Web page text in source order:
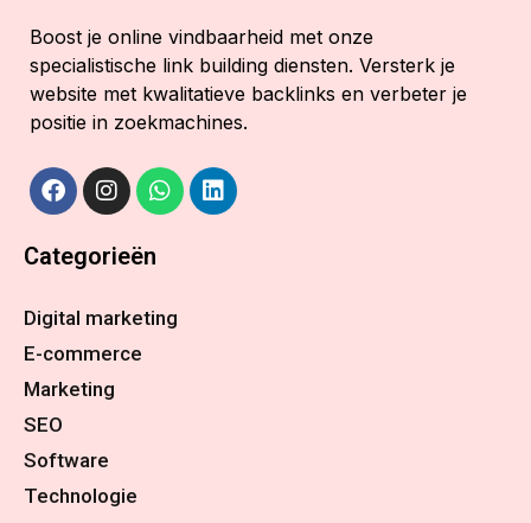
Boost je online vindbaarheid met onze
specialistische link building diensten. Versterk je
website met kwalitatieve backlinks en verbeter je
positie in zoekmachines.
Categorieën
Digital marketing
E-commerce
Marketing
SEO
Software
Technologie